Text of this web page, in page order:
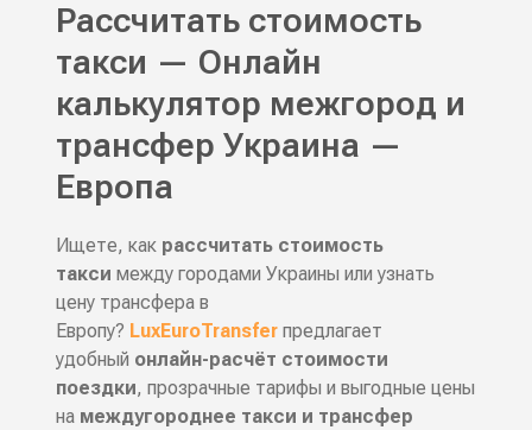
Рассчитать стоимость
такси — Онлайн
калькулятор межгород и
трансфер Украина —
Европа
Ищете, как рассчитать стоимость
такси между городами Украины или узнать
цену трансфера в
Европу? LuxEuroTransferпредлагает
удобный онлайн-расчёт стоимости
поездки, прозрачные тарифы и выгодные цены
на междугороднее такси и трансфер